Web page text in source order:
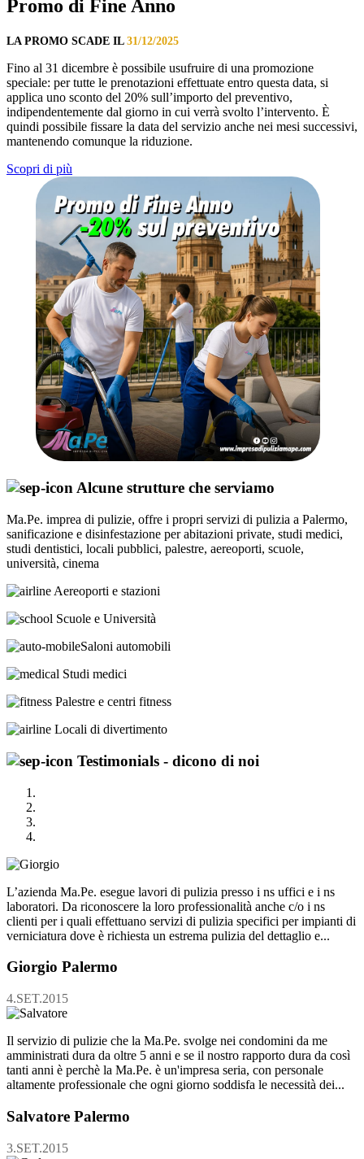
Promo di Fine Anno
LA PROMO SCADE IL 31/12/2025
Fino al 31 dicembre è possibile usufruire di una promozione
speciale: per tutte le prenotazioni effettuate entro questa data, si
applica uno sconto del 20% sull’importo del preventivo,
indipendentemente dal giorno in cui verrà svolto l’intervento. È
quindi possibile fissare la data del servizio anche nei mesi successivi,
mantenendo comunque la riduzione.
Scopri di più
Alcune strutture che serviamo
Ma.Pe. imprea di pulizie, offre i propri servizi di pulizia a Palermo,
sanificazione e disinfestazione per abitazioni private, studi medici,
studi dentistici, locali pubblici, palestre, aereoporti, scuole,
università, cinema
Aereoporti e stazioni
Scuole e Università
Saloni automobili
Studi medici
Palestre e centri fitness
Locali di divertimento
Testimonials - dicono di noi
L’azienda Ma.Pe. esegue lavori di pulizia presso i ns uffici e i ns
laboratori. Da riconoscere la loro professionalità anche c/o i ns
clienti per i quali effettuano servizi di pulizia specifici per impianti di
verniciatura dove è richiesta un estrema pulizia del dettaglio e...
Giorgio Palermo
4.SET.2015
Il servizio di pulizie che la Ma.Pe. svolge nei condomini da me
amministrati dura da oltre 5 anni e se il nostro rapporto dura da così
tanti anni è perchè la Ma.Pe. è un'impresa seria, con personale
altamente professionale che ogni giorno soddisfa le necessità dei...
Salvatore Palermo
3.SET.2015